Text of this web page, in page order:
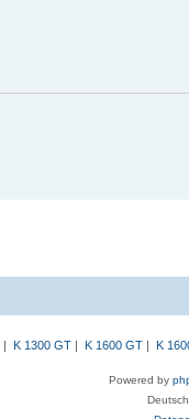
| K 1300 GT| K 1600 GT| K
Powered by